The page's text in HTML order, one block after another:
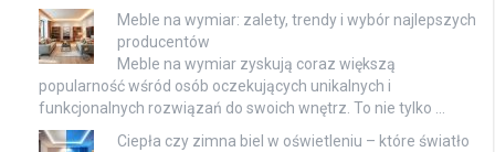
Meble na wymiar: zalety, trendy i wybór najlepszych
producentów
Meble na wymiar zyskują coraz większą
popularność wśród osób oczekujących unikalnych i
funkcjonalnych rozwiązań do swoich wnętrz. To nie tylko …
Ciepła czy zimna biel w oświetleniu – które światło